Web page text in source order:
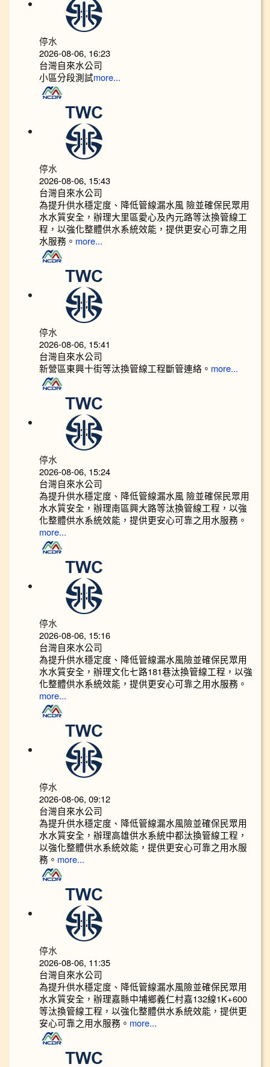
停水
2026-08-06, 16:23
台灣自來水公司
小區分段測試more...
停水
2026-08-06, 15:43
台灣自來水公司
為提升供水穩定度、降低管線漏水風 險並確保民眾用
水水質安全，辦理大里區愛心及內元路等汰換管線工
程，以強化整體供水系統效能，提供更安心可靠之用
水服務。 more...
停水
2026-08-06, 15:41
台灣自來水公司
新營區東興十街等汰換管線工程斷管連絡。 more...
停水
2026-08-06, 15:24
台灣自來水公司
為提升供水穩定度、降低管線漏水風 險並確保民眾用
水水質安全，辦理南區興大路等汰換管線工程，以強
化整體供水系統效能，提供更安心可靠之用水服務。
more...
停水
2026-08-06, 15:16
台灣自來水公司
為提升供水穩定度、降低管線漏水風險並確保民眾用
水水質安全，辦理文化七路181巷汰換管線工程，以強
化整體供水系統效能，提供更安心可靠之用水服務。
more...
停水
2026-08-06, 09:12
台灣自來水公司
為提升供水穩定度、降低管線漏水風險並確保民眾用
水水質安全，辦理高雄供水系統中都汰換管線工程，
以強化整體供水系統效能，提供更安心可靠之用水服
務。 more...
停水
2026-08-06, 11:35
台灣自來水公司
為提升供水穩定度、降低管線漏水風險並確保民眾用
水水質安全，辦理嘉縣中埔鄉義仁村嘉132線1K+600
等汰換管線工程，以強化整體供水系統效能，提供更
安心可靠之用水服務。 more...